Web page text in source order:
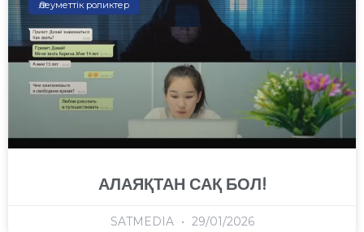
Әлеуметтік роликтер
АЛАЯҚТАН САҚ БОЛ!
SATMEDIA 29/01/2026